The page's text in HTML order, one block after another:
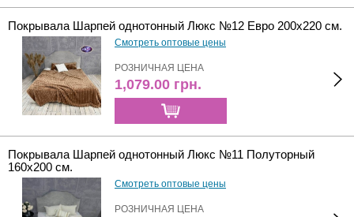
Покрывала Шарпей однотонный Люкс №12 Евро 200х220 см.
Смотреть оптовые цены
РОЗНИЧНАЯ ЦЕНА
1,079.00 грн.
Покрывала Шарпей однотонный Люкс №11 Полуторный
160х200 см.
Смотреть оптовые цены
РОЗНИЧНАЯ ЦЕНА